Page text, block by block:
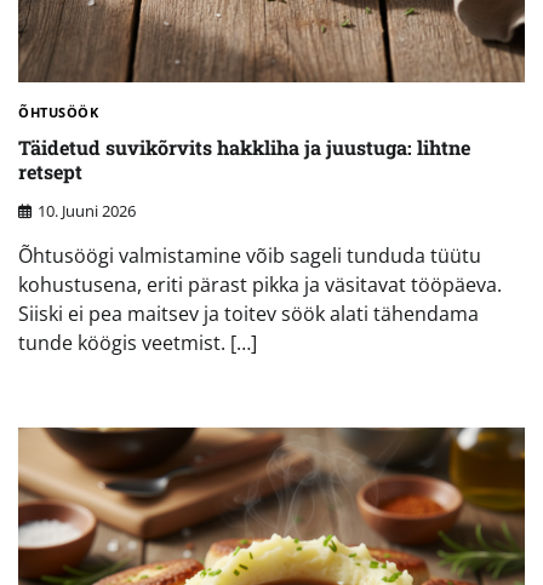
ÕHTUSÖÖK
Täidetud suvikõrvits hakkliha ja juustuga: lihtne
retsept
10. Juuni 2026
Õhtusöögi valmistamine võib sageli tunduda tüütu
kohustusena, eriti pärast pikka ja väsitavat tööpäeva.
Siiski ei pea maitsev ja toitev söök alati tähendama
tunde köögis veetmist. […]